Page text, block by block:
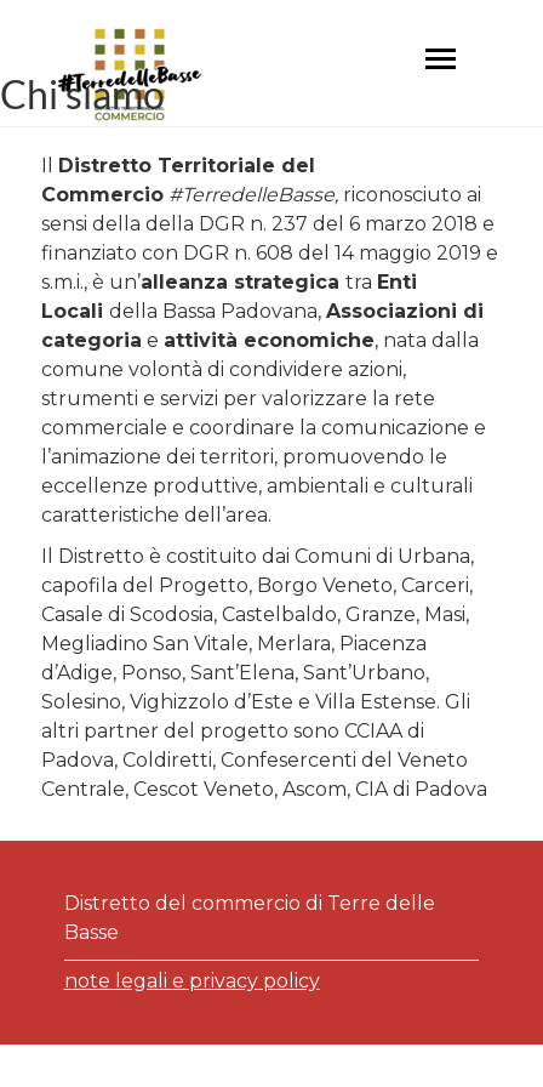
contenuto
principale
Toggle
Chi siamo
Il Distretto Territoriale del
Commercio #TerredelleBasse, riconosciuto ai
sensi della della DGR n. 237 del 6 marzo 2018 e
finanziato con DGR n. 608 del 14 maggio 2019 e
s.m.i., è un’alleanza strategica tra Enti
Locali della Bassa Padovana, Associazioni di
categoria e attività economiche, nata dalla
comune volontà di condividere azioni,
strumenti e servizi per valorizzare la rete
commerciale e coordinare la comunicazione e
l’animazione dei territori, promuovendo le
eccellenze produttive, ambientali e culturali
caratteristiche dell’area.
Il Distretto è costituito dai Comuni di Urbana,
capofila del Progetto, Borgo Veneto, Carceri,
Casale di Scodosia, Castelbaldo, Granze, Masi,
Megliadino San Vitale, Merlara, Piacenza
d’Adige, Ponso, Sant’Elena, Sant’Urbano,
Solesino, Vighizzolo d’Este e Villa Estense. Gli
altri partner del progetto sono CCIAA di
Padova, Coldiretti, Confesercenti del Veneto
Centrale, Cescot Veneto, Ascom, CIA di Padova
Distretto del commercio di Terre delle
Basse
note legali e privacy policy